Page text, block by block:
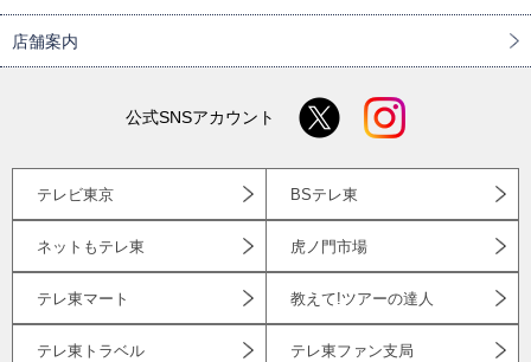
店舗案内
公式SNSアカウント
テレビ東京 BSテレ東
ネットもテレ東 虎ノ門市場
テレ東マート 教えて!ツアーの達人
テレ東トラベル テレ東ファン支局